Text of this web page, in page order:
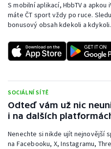
S mobilní aplikací, HbbTV a
máte ČT sport vždy po ruce.
bonusový obsah kdekoli a kdykoli.
SOCIÁLNÍ SÍTĚ
Odteď vám už nic
i na dalších
Nenechte si nikde ujít nejnovější
na Facebooku, X, Instagramu,